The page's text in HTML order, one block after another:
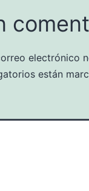
electrónico
están